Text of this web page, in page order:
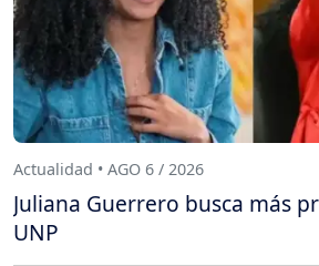
Actualidad • AGO 6 / 2026
Juliana Guerrero busca más
UNP